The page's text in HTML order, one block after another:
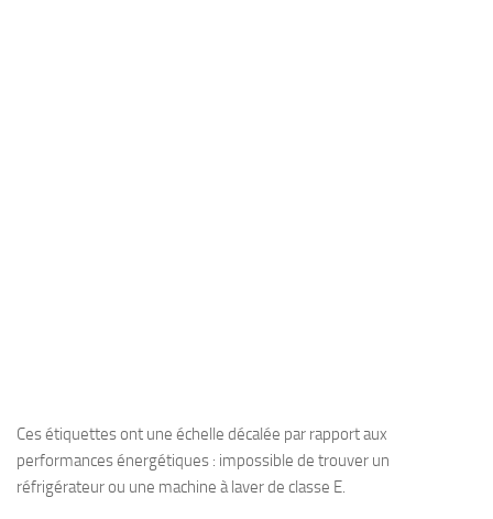
Ces étiquettes ont une échelle décalée par rapport aux
performances énergétiques : impossible de trouver un
réfrigérateur ou une machine à laver de classe E.